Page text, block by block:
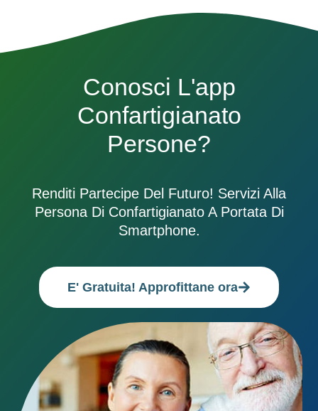
Conosci L'app
Confartigianato
Persone?
Renditi Partecipe Del Futuro! Servizi Alla
Persona Di Confartigianato A Portata Di
Smartphone.
E' Gratuita! Approfittane ora